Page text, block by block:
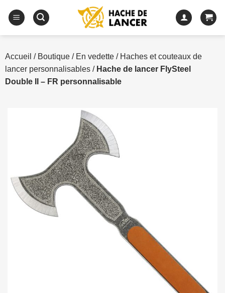
Accueil / Boutique/ En vedette/ Haches et couteaux de
lancer personnalisables/ Hache de lancer FlySteel
Double II – FR personnalisable